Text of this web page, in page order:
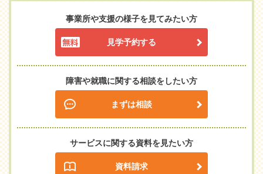
事業所や支援の様子を見てみたい方
見学予約する
障害や就職に関する相談をしたい方
まずは相談
サービスに関する資料を見たい方
資料請求